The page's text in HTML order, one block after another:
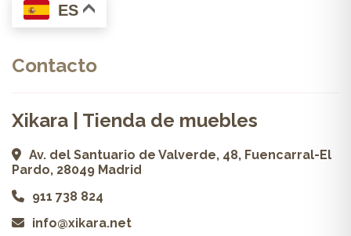
ES
Contacto
Xikara | Tienda de muebles
Av. del Santuario de Valverde, 48, Fuencarral-El
Pardo, 28049 Madrid
911 738 824
info@xikara.net